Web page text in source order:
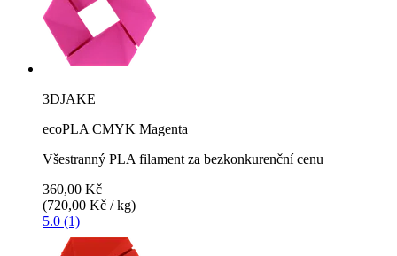
3DJAKE
ecoPLA CMYK Magenta
Všestranný PLA filament za bezkonkurenční cenu
360,00 Kč
(720,00 Kč / kg)
5.0 (1)